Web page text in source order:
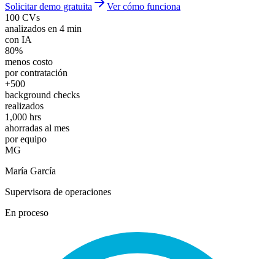
Solicitar demo gratuita
Ver cómo funciona
100 CVs
analizados en 4 min
con IA
80%
menos costo
por contratación
+500
background checks
realizados
1,000 hrs
ahorradas al mes
por equipo
MG
María García
Supervisora de operaciones
En proceso